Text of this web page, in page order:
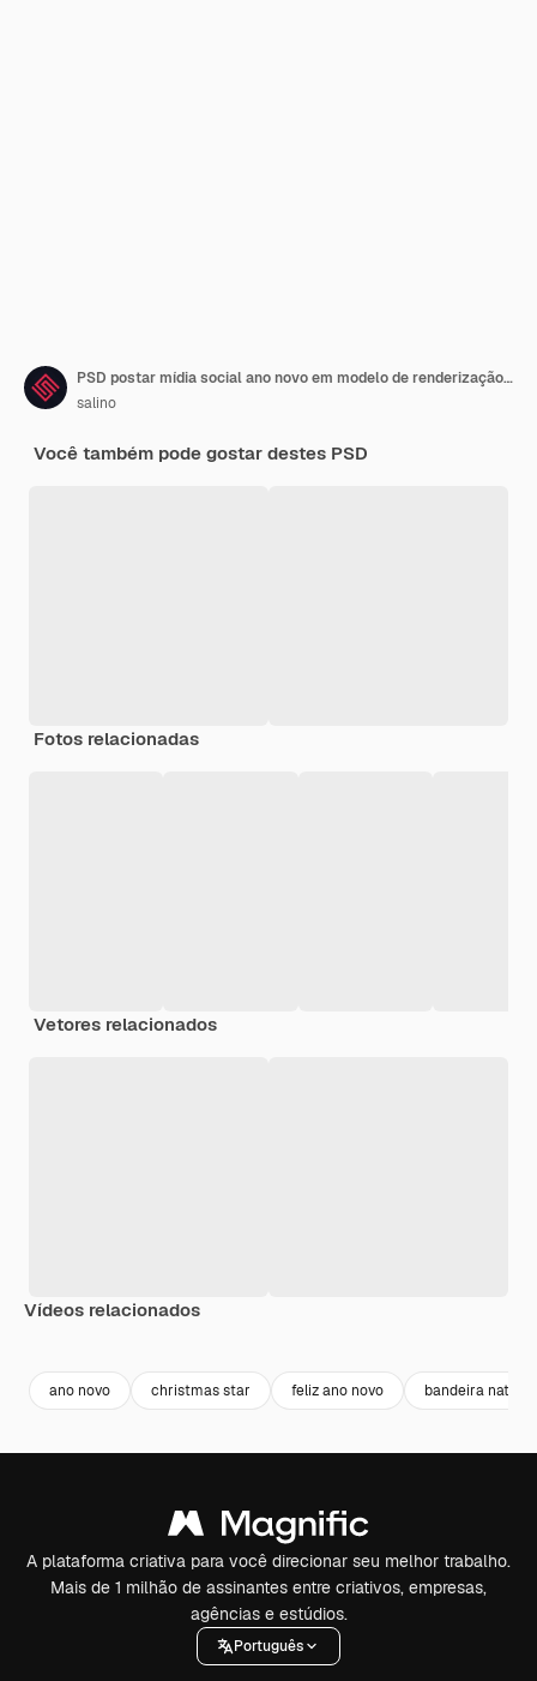
PSD postar mídia social ano novo em modelo de renderização 3d português para campanha de marketing no brasil
salino
Você também pode gostar destes PSD
Fotos relacionadas
Vetores relacionados
Vídeos relacionados
ano novo christmas star feliz ano novo bandeira natal
A plataforma criativa para você direcionar seu melhor trabalho.
Mais de 1 milhão de assinantes entre criativos, empresas,
agências e estúdios.
Português